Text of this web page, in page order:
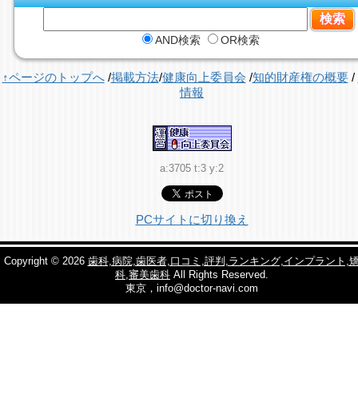
AND検索 OR検索
↑ページのトップへ/掲載方法/健康向上委員会 /知的財産権の概要/
情報
a:3705 t:3 y:2
PCサイトに切り換え
Copyright © 2026 歯科,病院,歯医者,口コミ,評判,ランキング,インプラント,
科,審美歯科 All Rights Reserved.
東京，info@doctor-navi.com